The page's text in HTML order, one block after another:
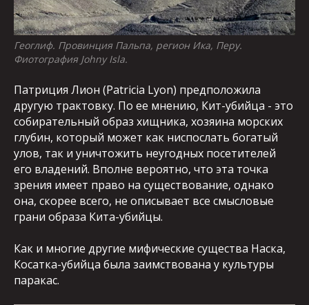
Геоглиф. Провинция Пальпа, регион Ика, Перу.
Фиотография Johny Isla.
Патриция Лион (Patricia Lyon) предположила
другую трактовку. По ее мнению, Кит-убийца - это
собирательный образ хищника, хозяина морских
глубин, который может как ниспослать богатый
улов, так и уничтожить неугодных посетителей
его владений. Вполне вероятно, что эта точка
зрения имеет право на существование, однако
она, скорее всего, не описывает все смысловые
грани образа Кита-убийцы.
Как и многие другие мифические существа Наска,
Косатка-убийца была заимствована у культуры
паракас.